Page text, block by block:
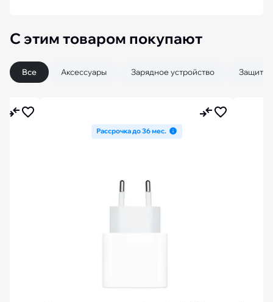
С этим товаром покупают
Все Аксессуары Зарядное устройство
Рассрочка до 36 мес.